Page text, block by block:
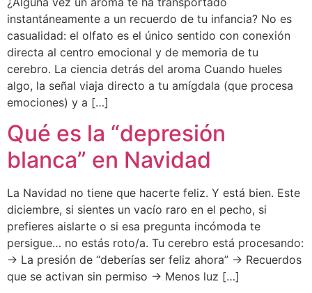
instantáneamente a un recuerdo de tu infancia? No es
casualidad: el olfato es el único sentido con conexión
directa al centro emocional y de memoria de tu
cerebro. La ciencia detrás del aroma Cuando hueles
algo, la señal viaja directo a tu amígdala (que procesa
emociones) y a […]
Qué es la “depresión
blanca” en Navidad
La Navidad no tiene que hacerte feliz. Y está bien. Este
diciembre, si sientes un vacío raro en el pecho, si
prefieres aislarte o si esa pregunta incómoda te
persigue… no estás roto/a. Tu cerebro está procesando:
→ La presión de “deberías ser feliz ahora” → Recuerdos
que se activan sin permiso → Menos luz […]